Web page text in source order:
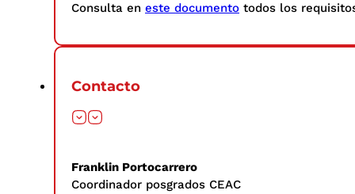
Consulta en este documento todos los
Contacto
Franklin Portocarrero
Coordinador posgrados CEAC